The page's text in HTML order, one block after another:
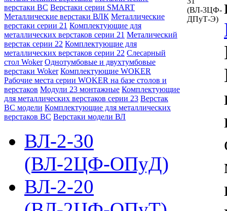
верстаки ВС Верстаки серии SMART
Металлические верстаки ВЛК Металлические
верстаки серии 21 Комплектующие для
металлических верстаков серии 21 Металический
верстак серии 22 Комплектующие для
металлических верстаков серии 22 Слесарный
стол Woker Однотумбовые и двухтумбовые
верстаки Woker Комплектующие WOKER
Рабочие места серии WOKER на базе столов и
верстаков Модули 23 монтажные Комплектующие
для металлических верстаков серии 23 Верстак
ВС модели Комплектующие для металлических
верстаков ВС Верстаки модели ВЛ
ВЛ-2-30
(ВЛ-2ЦФ-ОПуД)
ВЛ-2-20